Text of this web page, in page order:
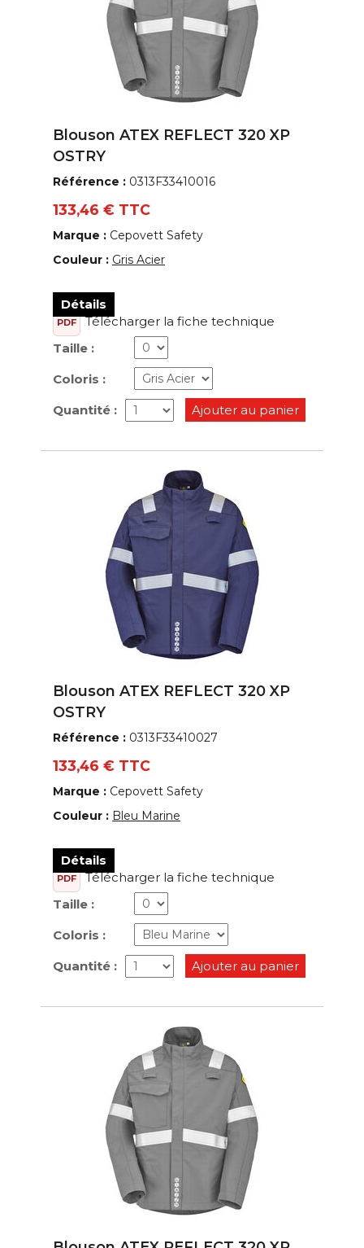
Blouson ATEX REFLECT 320 XP
OSTRY
Référence : 0313F33410016
133,46 € TTC
Marque : Cepovett Safety
Couleur : Gris Acier
Détails
PDF
Télécharger la fiche technique
Taille :
Coloris :
Quantité : Ajouter au panier
Blouson ATEX REFLECT 320 XP
OSTRY
Référence : 0313F33410027
133,46 € TTC
Marque : Cepovett Safety
Couleur : Bleu Marine
Détails
PDF
Télécharger la fiche technique
Taille :
Coloris :
Quantité : Ajouter au panier